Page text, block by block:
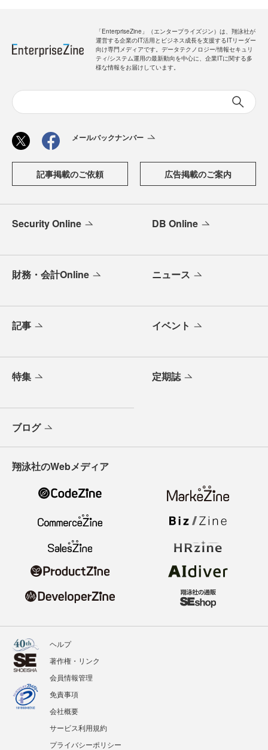
「EnterpriseZine」（エンタープライズジン）は、翔泳社が
運営する企業のIT活用とビジネス成長を支援するITリーダー
向け専門メディアです。データテクノロジー/情報セキュリ
ティ/システム運用の最新動向を中心に、企業ITに関する多
様な情報をお届けしています。
メールバックナンバー
記事掲載のご依頼 広告掲載のご案内
Security Online DB Online
財務・会計Online ニュース
記事 イベント
特集 定期誌
ブログ
翔泳社のWebメディア
ヘルプ
著作権・リンク
会員情報管理
免責事項
会社概要
サービス利用規約
プライバシーポリシー